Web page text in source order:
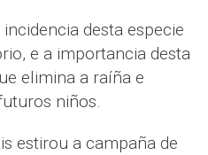
desta especie
e a importancia desta
elimina a raíña e
niños.
estirou a campaña de